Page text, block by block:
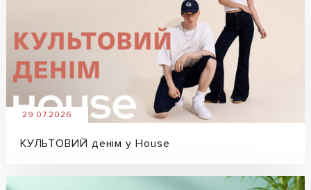
29.07.2026
КУЛЬТОВИЙ денім у House